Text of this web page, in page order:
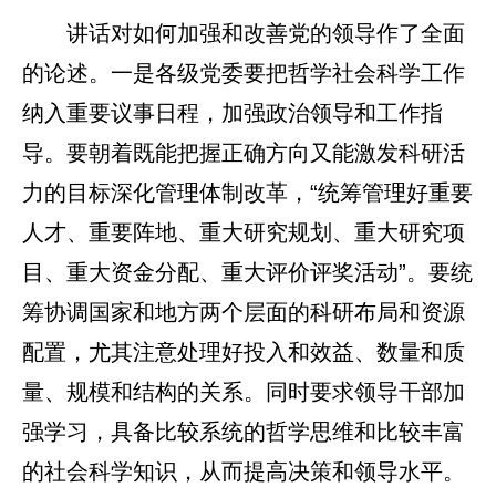
讲话对如何加强和改善党的领导作了全面
的论述。一是各级党委要把哲学社会科学工作
纳入重要议事日程，加强政治领导和工作指
导。要朝着既能把握正确方向又能激发科研活
力的目标深化管理体制改革，“统筹管理好重要
人才、重要阵地、重大研究规划、重大研究项
目、重大资金分配、重大评价评奖活动”。要统
筹协调国家和地方两个层面的科研布局和资源
配置，尤其注意处理好投入和效益、数量和质
量、规模和结构的关系。同时要求领导干部加
强学习，具备比较系统的哲学思维和比较丰富
的社会科学知识，从而提高决策和领导水平。